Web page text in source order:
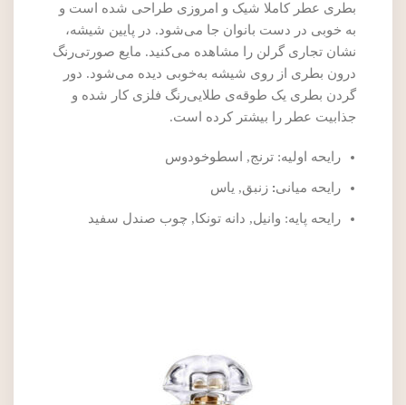
بطری عطر کاملا شیک و امروزی طراحی شده است و
به‌ خوبی در دست بانوان جا می‌شود. در پایین شیشه،
نشان تجاری گرلن را مشاهده می‌کنید. مایع صورتی‌رنگ
درون بطری از روی شیشه به‌خوبی دیده می‌شود. دور
گردن بطری یک طوقه‌ی طلایی‌رنگ فلزی کار شده و
جذابیت عطر را بیشتر کرده است.
رایحه اولیه: ترنج, اسطوخودوس
رایحه میانی: زنبق, یاس
رایحه پایه: وانیل, دانه تونکا, چوب صندل سفید